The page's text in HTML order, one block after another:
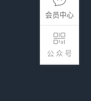
会员中心
公 众 号